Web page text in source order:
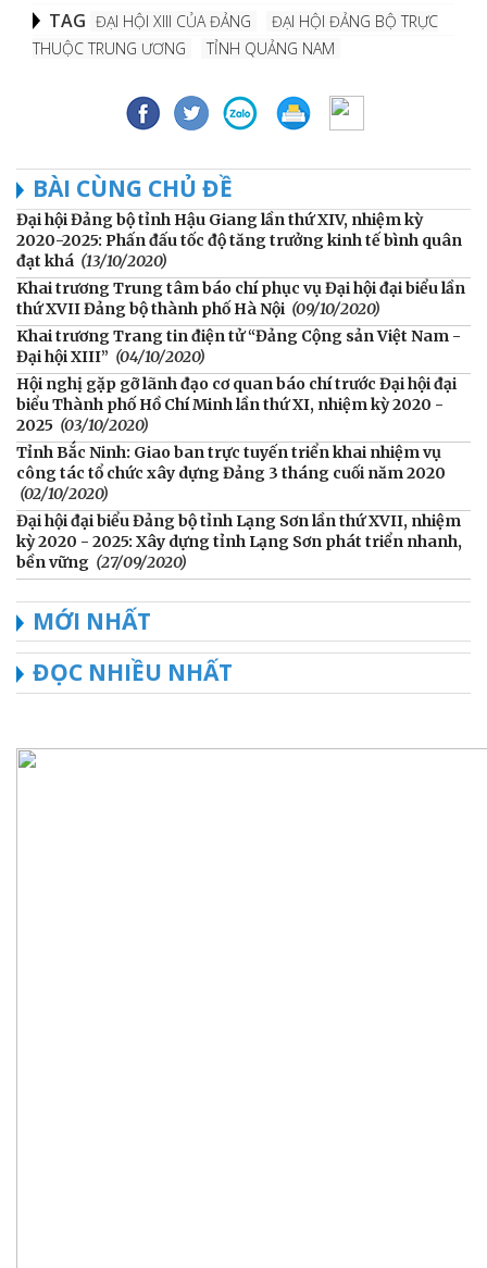
TAG ĐẠI HỘI XIII CỦA ĐẢNG
ĐẠI HỘI ĐẢNG BỘ TRỰC
THUỘC TRUNG ƯƠNG
TỈNH QUẢNG NAM
BÀI CÙNG CHỦ ĐỀ
Đại hội Đảng bộ tỉnh Hậu Giang lần thứ XIV, nhiệm kỳ
2020-2025: Phấn đấu tốc độ tăng trưởng kinh tế bình quân
đạt khá (13/10/2020)
Khai trương Trung tâm báo chí phục vụ Đại hội đại biểu lần
thứ XVII Đảng bộ thành phố Hà Nội (09/10/2020)
Khai trương Trang tin điện tử “Đảng Cộng sản Việt Nam -
Đại hội XIII” (04/10/2020)
Hội nghị gặp gỡ lãnh đạo cơ quan báo chí trước Đại hội đại
biểu Thành phố Hồ Chí Minh lần thứ XI, nhiệm kỳ 2020 -
2025 (03/10/2020)
Tỉnh Bắc Ninh: Giao ban trực tuyến triển khai nhiệm vụ
công tác tổ chức xây dựng Đảng 3 tháng cuối năm 2020
(02/10/2020)
Đại hội đại biểu Đảng bộ tỉnh Lạng Sơn lần thứ XVII, nhiệm
kỳ 2020 - 2025: Xây dựng tỉnh Lạng Sơn phát triển nhanh,
bền vững (27/09/2020)
MỚI NHẤT
ĐỌC NHIỀU NHẤT